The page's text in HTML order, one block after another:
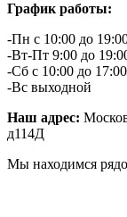
График работы:
-Пн с 10:00 до
-Вт-Пт 9:00 до
-Сб с 10:00 до 17:00
-Вс выходной
Наш адрес:
д114Д
Мы находимся